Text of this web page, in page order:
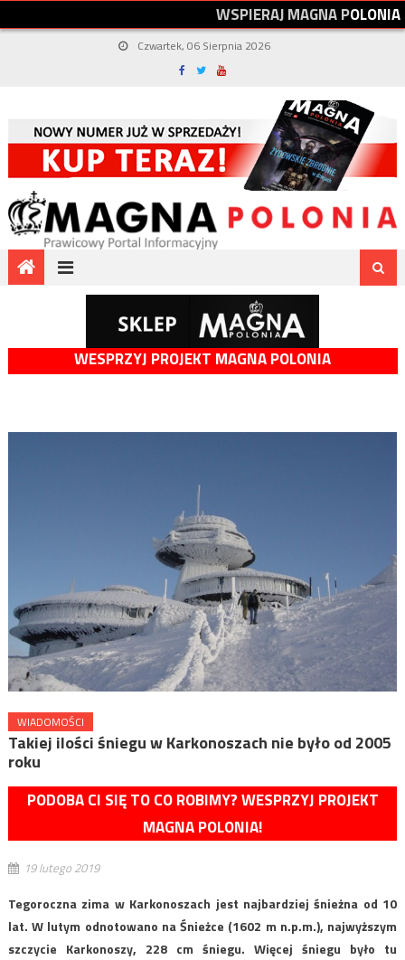
WSPIERAJMAGNAPOLONIA
Czwartek, 06 Sierpnia 2026
WESPRZYJ PROJEKT MAGNA POLONIA
WIADOMOŚCI
Takiej ilości śniegu w Karkonoszach nie było od 2005
roku
PODOBA CI SIĘ TO CO ROBIMY? WESPRZYJ PROJEKT
MAGNA POLONIA!
19 lutego 2019
Tegoroczna zima w Karkonoszach jest najbardziej śnieżna od 10
lat. W lutym odnotowano na Śnieżce (1602 m n.p.m.), najwyższym
szczycie Karkonoszy, 228 cm śniegu. Więcej śniegu było tu